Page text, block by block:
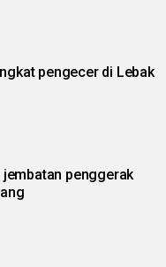
pengecer di Lebak
penggerak